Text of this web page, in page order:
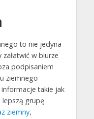
to nie jedyna
w biurze
podpisaniem
ziemnego
takie jak
lepszą grupę
ziemny,